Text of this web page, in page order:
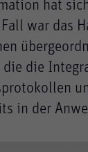
hat
war das
die
in der